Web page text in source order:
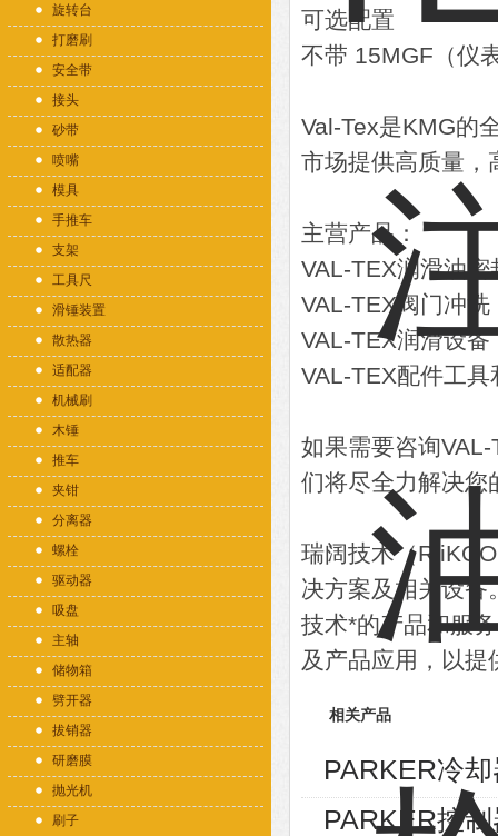
旋转台
打磨刷
安全带
接头
砂带
喷嘴
模具
手推车
支架
工具尺
滑锤装置
散热器
适配器
机械刷
木锤
推车
夹钳
分离器
螺栓
驱动器
吸盘
主轴
储物箱
劈开器
拔销器
研磨膜
抛光机
刷子
可选配置
不带 15MGF（仪
Val-Tex是KMG的
市场提供高质量，
主营产品：
VAL-TEX润滑油密
VAL-TEX阀门冲洗
VAL-TEX润滑设备
VAL-TEX配件工具
如果需要咨询
们将尽全力解决您
瑞阔技术（
决方案及相关设备
技术*的产品和服
及产品应用，以提
相关产品
PARKER冷
PARKER控